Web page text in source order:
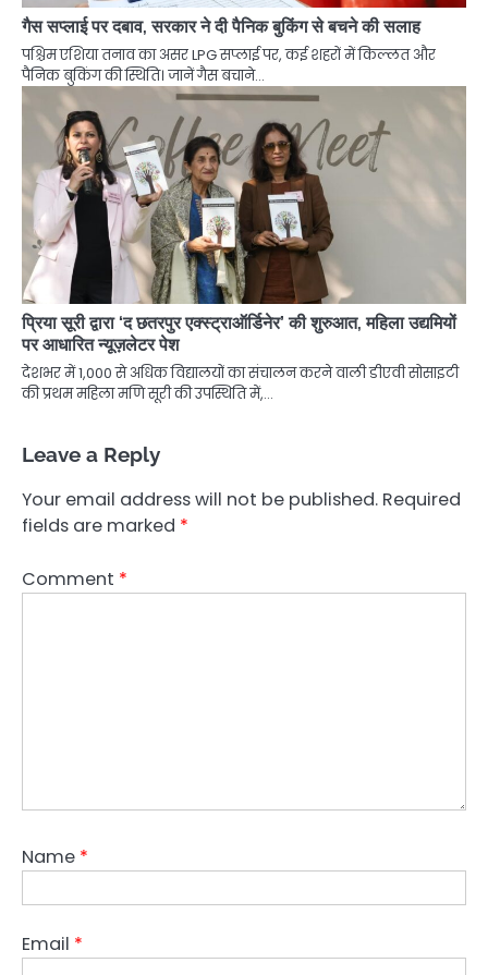
गैस सप्लाई पर दबाव, सरकार ने दी पैनिक बुकिंग से बचने की सलाह
पश्चिम एशिया तनाव का असर LPG सप्लाई पर, कई शहरों में किल्लत और
पैनिक बुकिंग की स्थिति। जानें गैस बचाने…
प्रिया सूरी द्वारा ‘द छतरपुर एक्स्ट्राऑर्डिनेर’ की शुरुआत, महिला उद्यमियों
पर आधारित न्यूज़लेटर पेश
देशभर में 1,000 से अधिक विद्यालयों का संचालन करने वाली डीएवी सोसाइटी
की प्रथम महिला मणि सूरी की उपस्थिति में,…
Leave a Reply
Your email address will not be published. Required
fields are marked *
Comment *
Name *
Email *